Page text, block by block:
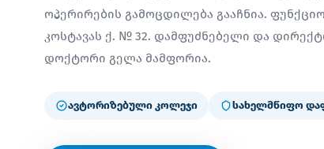
ოპერირების გამოცდილება გააჩნია.
კოსტავას ქ. № 32. დამფუძნებელი და
დოქტორი გელა მამფორია.
ავტორიზებული კოლეჯი სახელმწიფო